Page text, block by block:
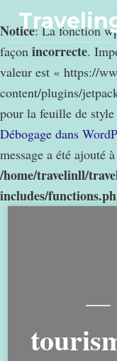
Notice: La fonction
façon incorrecte.
valeur est « https://
content/plugins/
pour la feuille de
Débogage dans
message a été ajouté
/home/travelinll/
includes/